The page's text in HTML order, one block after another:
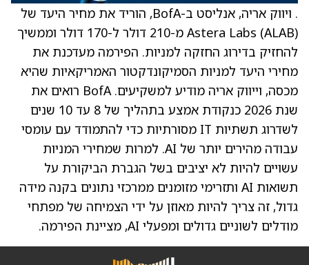
. ויווק אריה, אנליסט ב-BofA, הוריד את מחיר היעד של
Astera Labs (ALAB) מ-210 דולר ל-170 דולר וממשיך
להחזיק בדירוג החזקה למניות. הפירמה מעדכנת את
מחירי היעד למניות הסמיקונדקטור האמריקאיות שהיא
מכסה, וייווק אריה מודיע למשקיעים. BofA רואים את
שנת 2026 כנקודת אמצע בתהליך של 8 עד 10 שנים
לשדרוג תשתיות IT מסורתיות כדי להתמודד עם עומסי
עבודה מהירים יותר של AI. למרות שמחירי המניות
עשויים להיות לא יציבים בשל הגברת הביקורת על
תשואות AI ותזרימי מזומנים ממרכזי נתונים בקנה מידה
גדול, זה צריך להיות מאוזן על ידי הצמיחה של מפתחי
מודלים לשוניים גדולים ומפעלי AI, מציינת הפירמה.